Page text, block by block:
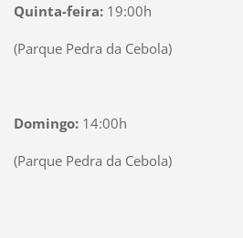
Quinta-feira:19:00h
(Parque Pedra da Cebola)
Domingo:14:00h
(Parque Pedra da Cebola)